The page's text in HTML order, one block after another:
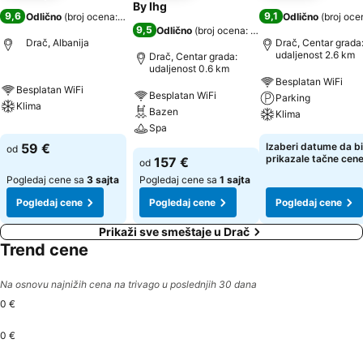
9,6 Odlično (broj ocena: 7
Drač, Albanija
Besplatan WiFi
Klima
od 59 €
Pogledaj cene sa 3 sajta
Pogledaj cene
By Ihg
9,5 Odlično (broj ocena: 476
Drač, Centar grada:
udaljenost 0.6 km
Besplatan WiFi
Bazen
Spa
od 157 €
Pogledaj cene sa 1 sajta
Pogledaj cene
9,1 Odlično (broj
Drač, Centar grada:
udaljenost 2.6 km
Besplatan WiFi
Parking
Klima
Izaberi datume da
prikazale tačne cene
Pogledaj cene
Prikaži sve smeštaje u Drač
Trend cene
Na osnovu najnižih cena na trivago u poslednjih 30 dana
0 €
0 €